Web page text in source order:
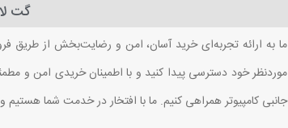
گت
ما به ارائه تجربه‌ای خرید آسان، امن و رضایت‌بخش از طریق
موردنظر خود دسترسی پیدا کنید و با اطمینان خریدی امن و
جانبی کامپیوتر همراهی کنیم. ما با افتخار در خدمت شما